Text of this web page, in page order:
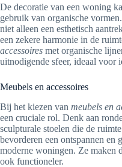
De decoratie van een woning
gebruik van organische
niet alleen een esthetisch
een zekere harmonie in de
accessoires met organische
uitnodigende sfeer, ideaal voor
Meubels en accessoires
Bij het kiezen van meubels en
een cruciale rol. Denk aan
sculpturale stoelen die de
bevorderen een ontspannen en
moderne woningen. Ze maken
ook functioneler.